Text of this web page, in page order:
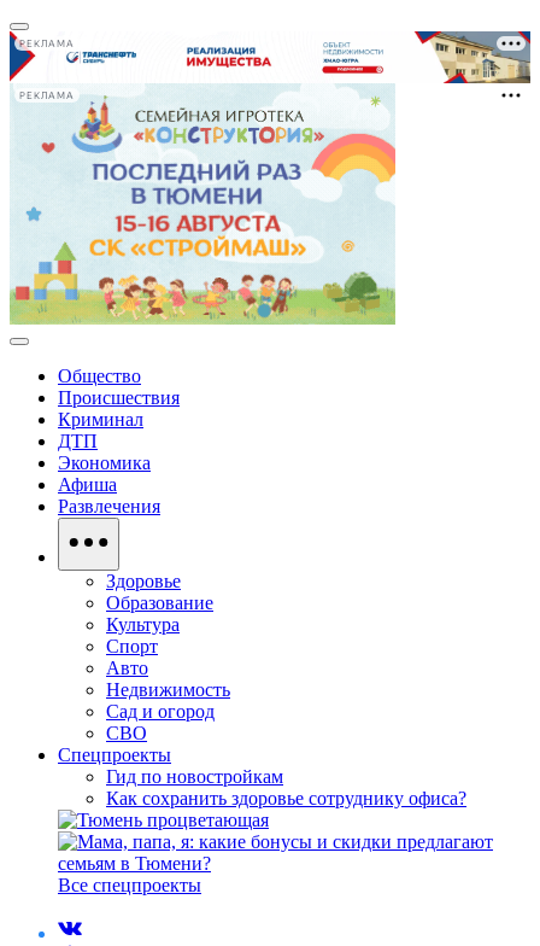
РЕКЛАМА
РЕКЛАМА
Общество
Происшествия
Криминал
ДТП
Экономика
Афиша
Развлечения
Здоровье
Образование
Культура
Спорт
Авто
Недвижимость
Сад и огород
СВО
Спецпроекты
Гид по новостройкам
Как сохранить здоровье сотруднику офиса?
Все спецпроекты